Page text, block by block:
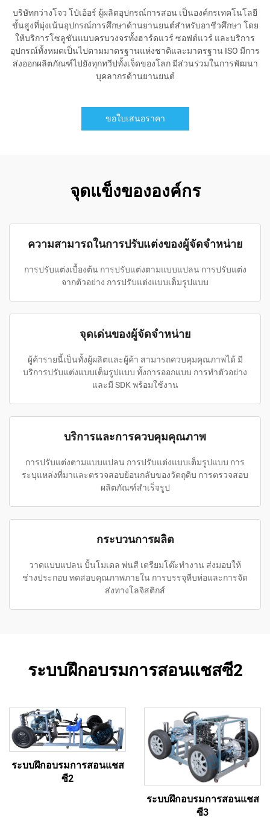
บริษัทกว่างโจว โป๋เอ้อร์ ผู้ผลิตอุปกรณ์การสอน เป็นองค์กรเทคโนโลยี
ขั้นสูงที่มุ่งเน้นอุปกรณ์การศึกษาด้านยานยนต์สำหรับอาชีวศึกษา โดย
ให้บริการโซลูชันแบบครบวงจรทั้งฮาร์ดแวร์ ซอฟต์แวร์ และบริการ
อุปกรณ์ทั้งหมดเป็นไปตามมาตรฐานแห่งชาติและมาตรฐาน ISO มีการ
ส่งออกผลิตภัณฑ์ไปยังทุกทวีปทั้งเจ็ดของโลก มีส่วนร่วมในการพัฒนา
บุคลากรด้านยานยนต์
ขอใบเสนอราคา
จุดแข็งขององค์กร
ความสามารถในการปรับแต่งของผู้จัดจำหน่าย
การปรับแต่งเบื้องต้น การปรับแต่งตามแบบแปลน การปรับแต่ง
จากตัวอย่าง การปรับแต่งแบบเต็มรูปแบบ
จุดเด่นของผู้จัดจำหน่าย
ผู้ค้ารายนี้เป็นทั้งผู้ผลิตและผู้ค้า สามารถควบคุมคุณภาพได้ มี
บริการปรับแต่งแบบเต็มรูปแบบ ทั้งการออกแบบ การทำตัวอย่าง
และมี SDK พร้อมใช้งาน
บริการและการควบคุมคุณภาพ
การปรับแต่งตามแบบแปลน การปรับแต่งแบบเต็มรูปแบบ การ
ระบุแหล่งที่มาและตรวจสอบย้อนกลับของวัตถุดิบ การตรวจสอบ
ผลิตภัณฑ์สำเร็จรูป
กระบวนการผลิต
วาดแบบแปลน ปั้นโมเดล พ่นสี เตรียมโต๊ะทำงาน ส่งมอบให้
ช่างประกอบ ทดสอบคุณภาพภายใน การบรรจุหีบห่อและการจัด
ส่งทางโลจิสติกส์
ระบบฝึกอบรมการสอนแชสซี2
ระบบฝึกอบรมการสอนแชส
ซี2
ระบบฝึกอบรมการสอนแชส
ซี3